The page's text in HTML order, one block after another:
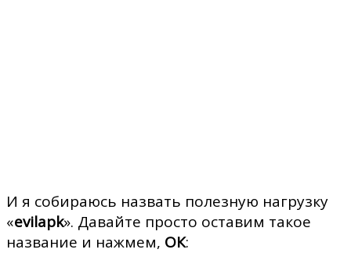
И я собираюсь назвать полезную нагрузку
«evilapk». Давайте просто оставим такое
название и нажмем, ОК: